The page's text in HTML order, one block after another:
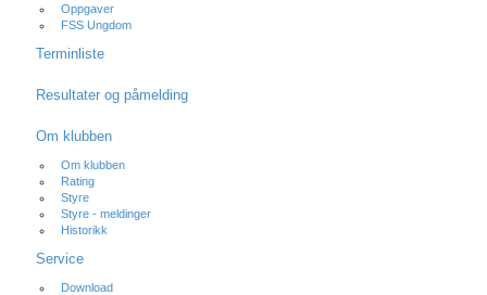
Oppgaver
FSS Ungdom
Terminliste
Resultater og påmelding
Om klubben
Om klubben
Rating
Styre
Styre - meldinger
Historikk
Service
Download